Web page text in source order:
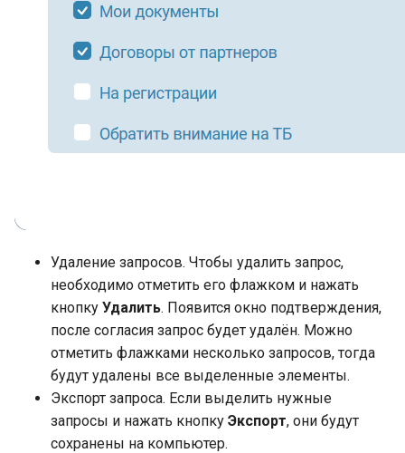
Удаление запросов. Чтобы удалить запрос,
необходимо отметить его флажком и нажать
кнопку Удалить. Появится окно подтверждения,
после согласия запрос будет удалён. Можно
отметить флажками несколько запросов, тогда
будут удалены все выделенные элементы.
Экспорт запроса. Если выделить нужные
запросы и нажать кнопку Экспорт, они будут
сохранены на компьютер.